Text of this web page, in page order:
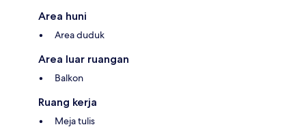
Area huni
Area duduk
Area luar ruangan
Balkon
Ruang kerja
Meja tulis